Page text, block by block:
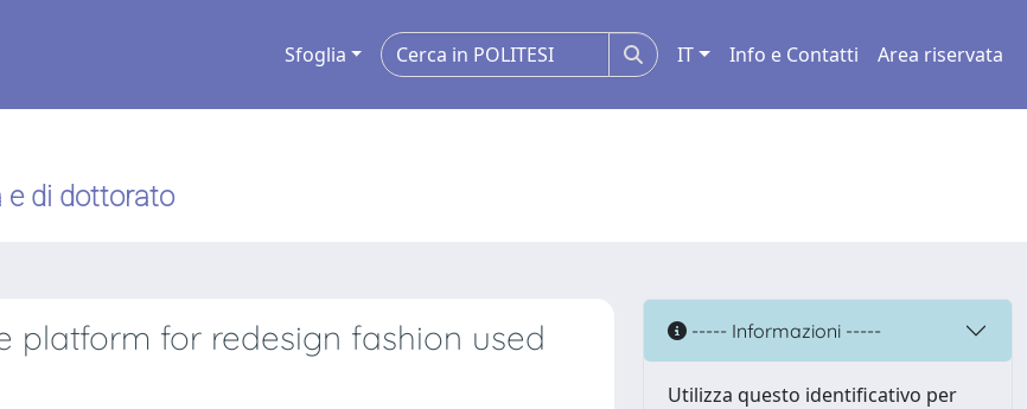
Sfoglia IT Info e Contatti Area riservata
e di dottorato
platform for redesign fashion used
----- Informazioni -----
Utilizza questo identificativo per